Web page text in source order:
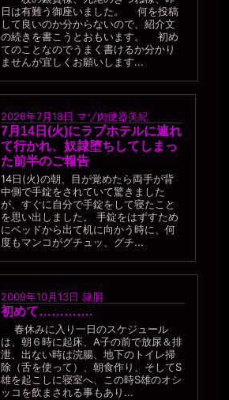
日は有難う御座いました。 何を投稿
して良いのか分からないので、紹介文
の続きを書こうとおもいます。 初め
てのことなのでうまく書けるか分かり
ませんが宜しくお願いします...
2026年7月18日 マゾ肉便器美紀
7月14日(火)にラブホテルに連れ
て行かれ、奴隷堕ちしてしまっ
た前半のご報告
14日(火)の朝、目が覚めたら両手が背
中側で手錠をされていて驚きました
が、すぐに自分で手錠をして寝たこと
を思い出しました。 手錠をはずすため
にベッドから出て机に向かう時に、何
度もマンコがグチュッ、グチ...
2009年10月13日 隷朋
初めて………….
春休みに入り一日のスケジュール
は、朝６時に起床、A子の前で放尿＆排
泄、出ない時は浣腸、地下のトイレ掃
除（舌を使って）、朝食作り、そしてS
雄を起こしに寝室へ、この時S雄のオシ
ッコを飲まされる事もあり...